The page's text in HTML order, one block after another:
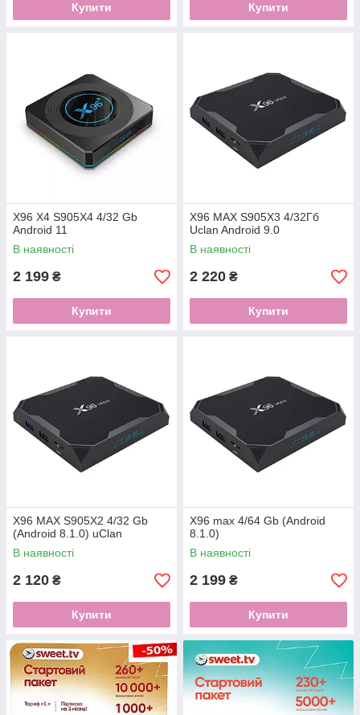
Купити Купити
X96 X4 S905X4 4/32 Gb
Android 11
В наявності
2 199 ₴
Купити
X96 MAX S905X3 4/32Гб
Uclan Android 9.0
В наявності
2 220 ₴
Купити
X96 MAX S905X2 4/32 Gb
(Android 8.1.0) uClan
В наявності
2 120 ₴
Купити
X96 max 4/64 Gb (Android
8.1.0)
В наявності
2 199 ₴
Купити